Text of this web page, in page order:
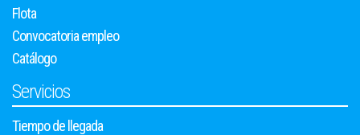
Flota
Convocatoria empleo
Catálogo
Servicios
Tiempo de llegada